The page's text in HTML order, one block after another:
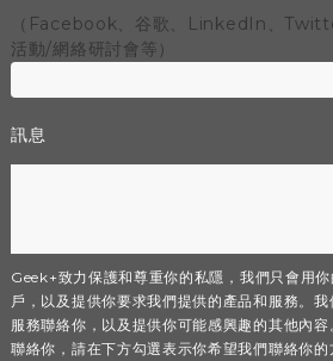
（Facebook、谷歌、LinkedIn、
活動/網絡研討會等）
訊息
Geek+致力保護和尊重你的私隱，我們只會用
戶，以及提供你要求我們提供的產品和服務。
服務聯絡你，以及提供你可能感興趣的其他內
聯絡你，請在下方勾選表示你希望我們聯絡你的